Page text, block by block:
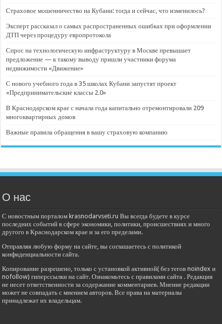
Страховое мошенничество на Кубани: тогда и сейчас, что изменилось?
Эксперт рассказал о самых распространенных ошибках при оформлении
ДТП через процедуру европротокола
Спрос на технологическую инфраструктуру в Москве превышает
предложение — к такому выводу пришли участники форума
недвижимости «Движение»
С нового учебного года в 35 школах Кубани запустят проект
«Предпринимательские классы 2.0»
В Краснодарском крае с начала года капитально отремонтировали 209
многоквартирных домов
Важные правила обращения в вашу страховую компанию
О нас
С новостным порталом krasnodarvseti.ru Вы всегда будете в курсе
последних событий в сфере экономики, политики, происшествиях и много
другого в Краснодарском крае и за его пределами.
Отправляя любую форму на сайте, вы соглашаетесь с политикой
конфиденциальности сайта.
Копирование разрешено, только с установкой активной( без тегов noindex и
nofollow) гиперссылки на сайт. Ознакомьтесь с правилами сайта . Редакция
не несет ответственности за содержание комментариев. Мнение редакции
может не совпадать с мнением авторов. Все права на материалы
принадлежат их владельцам.